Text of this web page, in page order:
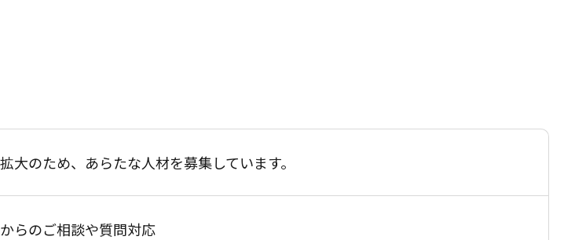
大のため、あらたな人材を募集しています。
らのご相談や質問対応